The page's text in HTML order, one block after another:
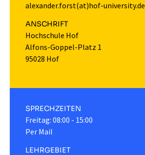
alexander.forst(at)hof-university.de
ANSCHRIFT
Hochschule Hof
Alfons-Goppel-Platz 1
95028 Hof
SPRECHZEITEN
Freitag: 08:00 - 15:00
Per Mail
LEHRGEBIET